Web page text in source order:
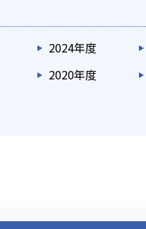
2024年度
2020年度